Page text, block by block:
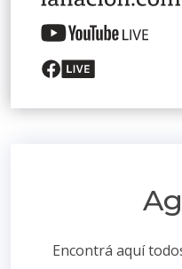
Encontrá aquí